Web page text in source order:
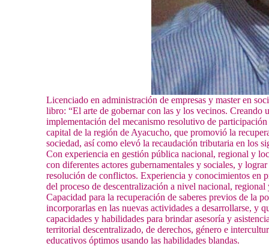
Licenciado en administración de empresas y master en
libro: “El arte de gobernar con las y los vecinos. Creando
implementación del mecanismo resolutivo de
capital de la región de Ayacucho, que promovió la
sociedad, así como elevó la recaudación tributaria en los
Con experiencia en gestión pública nacional, regional y
con diferentes actores gubernamentales y sociales, y
resolución de conflictos. Experiencia y conocimientos en
del proceso de descentralización a nivel nacional, regional
Capacidad para la recuperación de saberes previos de la
incorporarlas en las nuevas actividades a desarrollarse, y
capacidades y habilidades para brindar asesoría y
territorial descentralizado, de derechos, género e
educativos óptimos usando las habilidades blandas.